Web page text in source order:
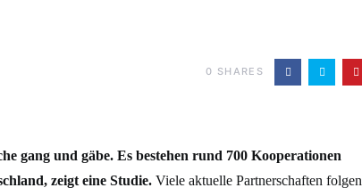
0 SHARES
gang und gäbe. Es bestehen rund 700 Kooperationen
zeigt eine Studie. Viele aktuelle Partnerschaften folgen